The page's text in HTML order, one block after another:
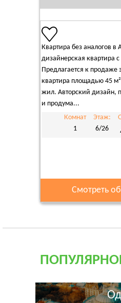
Квартира без аналогов
дизайнерская квартира
Предлагается к продаже
квартира площадью 45
жил. Авторский дизайн,
и продума...
Комнат
1
Этаж:
6/26
Смотреть